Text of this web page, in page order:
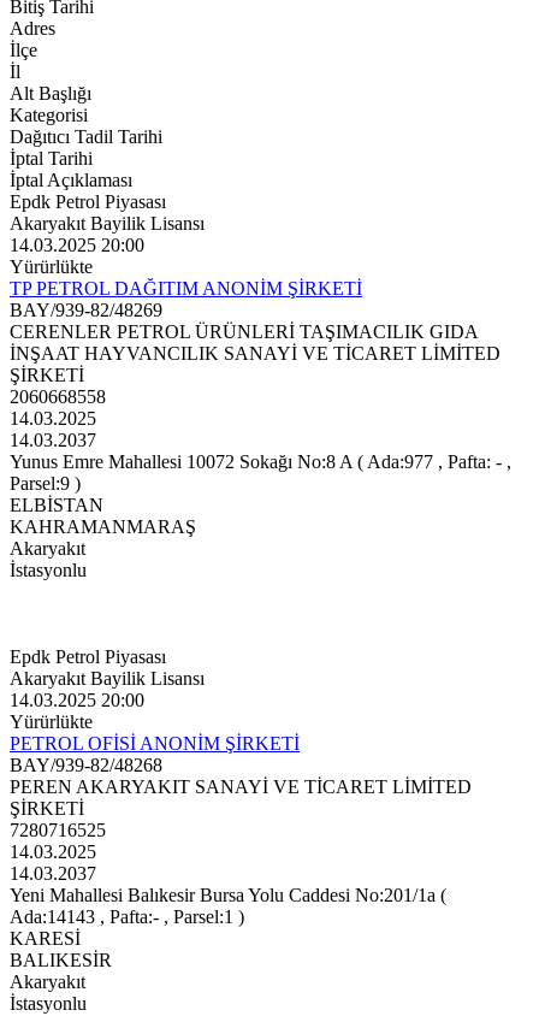
Bitiş Tarihi
Adres
İlçe
İl
Alt Başlığı
Kategorisi
Dağıtıcı Tadil Tarihi
İptal Tarihi
İptal Açıklaması
Epdk Petrol Piyasası
Akaryakıt Bayilik Lisansı
14.03.2025 20:00
Yürürlükte
TP PETROL DAĞITIM ANONİM ŞİRKETİ
BAY/939-82/48269
CERENLER PETROL ÜRÜNLERİ TAŞIMACILIK GIDA
İNŞAAT HAYVANCILIK SANAYİ VE TİCARET LİMİTED
ŞİRKETİ
2060668558
14.03.2025
14.03.2037
Yunus Emre Mahallesi 10072 Sokağı No:8 A ( Ada:977 , Pafta: - ,
Parsel:9 )
ELBİSTAN
KAHRAMANMARAŞ
Akaryakıt
İstasyonlu
Epdk Petrol Piyasası
Akaryakıt Bayilik Lisansı
14.03.2025 20:00
Yürürlükte
PETROL OFİSİ ANONİM ŞİRKETİ
BAY/939-82/48268
PEREN AKARYAKIT SANAYİ VE TİCARET LİMİTED
ŞİRKETİ
7280716525
14.03.2025
14.03.2037
Yeni Mahallesi Balıkesir Bursa Yolu Caddesi No:201/1a (
Ada:14143 , Pafta:- , Parsel:1 )
KARESİ
BALIKESİR
Akaryakıt
İstasyonlu